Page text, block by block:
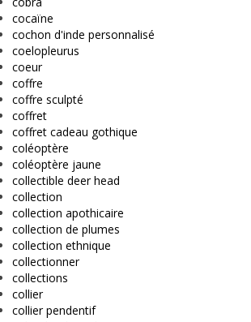
cocaïne
cochon d'inde personnalisé
coelopleurus
coeur
coffre
coffre sculpté
coffret
coffret cadeau gothique
coléoptère
coléoptère jaune
collectible deer head
collection
collection apothicaire
collection de plumes
collection ethnique
collectionner
collections
collier
collier pendentif